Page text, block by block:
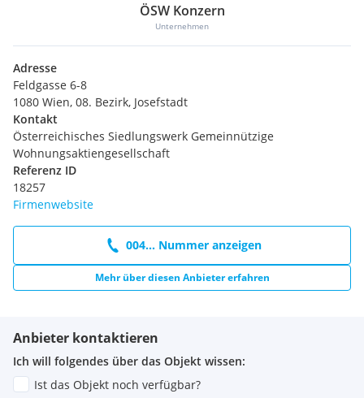
ÖSW Konzern
Unternehmen
Adresse
Feldgasse 6-8
1080 Wien, 08. Bezirk, Josefstadt
Kontakt
Österreichisches Siedlungswerk Gemeinnützige
Wohnungsaktiengesellschaft
Referenz ID
18257
Firmenwebsite
004... Nummer anzeigen
Mehr über diesen Anbieter erfahren
Anbieter kontaktieren
Ich will folgendes über das Objekt wissen:
Ist das Objekt noch verfügbar?